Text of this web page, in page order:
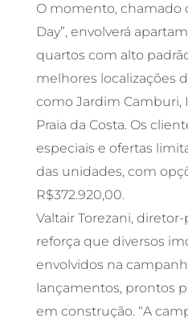
O momento, chamado
Day”, envolverá
quartos com alto
melhores localizações
como Jardim Camburi,
Praia da Costa. Os
especiais e ofertas
das unidades, com
R$372.920,00.
Valtair Torezani,
reforça que diversos
envolvidos na
lançamentos, prontos
em construção. “A